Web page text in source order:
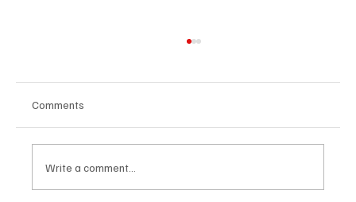
Comments
Write a comment...